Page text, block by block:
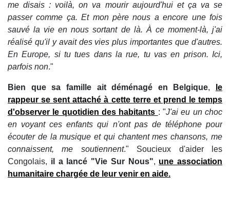
me disais : voilà, on va mourir aujourd'hui et ça va se
passer comme ça. Et mon père nous a encore une fois
sauvé la vie en nous sortant de là. À ce moment-là, j'ai
réalisé qu'il y avait des vies plus importantes que d'autres.
En Europe, si tu tues dans la rue, tu vas en prison. Ici,
parfois non."
Bien que sa famille ait déménagé en Belgique,
le
rappeur se sent attaché à cette terre et prend le temps
d'observer le quotidien des habitants : "J'ai eu un choc
en voyant ces enfants qui n'ont pas de téléphone pour
écouter de la musique et qui chantent mes chansons, me
connaissent, me soutiennent." Soucieux d'aider les
Congolais, il a lancé "Vie Sur Nous", une association
humanitaire chargée de leur venir en aide.